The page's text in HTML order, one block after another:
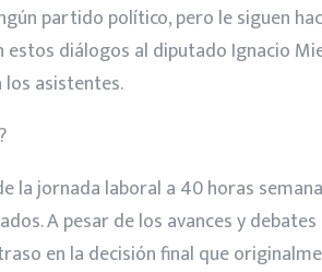
partido político, pero le siguen
diálogos al diputado Ignacio
asistentes.
la jornada laboral a 40 horas
A pesar de los avances y
en la decisión final que